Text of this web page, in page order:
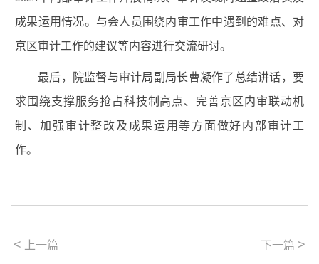
成果运用情况。与会人员围绕内审工作中遇到的难点、对
京区审计工作的建议等内容进行交流研讨。
最后，院监督与审计局副局长曹凝作了总结讲话，要
求围绕支撑服务抢占科技制高点、完善京区内审联动机
制、加强审计整改及成果运用等方面做好内部审计工
作。
< 上一篇 下一篇 >